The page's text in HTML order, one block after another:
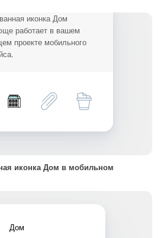
иконка Дом
работает в вашем
проекте мобильного
иконка Дом в мобильном
Дом